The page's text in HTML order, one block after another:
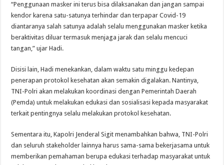
“Penggunaan masker ini terus bisa dilaksanakan dan jangan sampai
kendor karena satu-satunya terhindar dan terpapar Covid-19
diantaranya salah satunya adalah selalu menggunakan masker ketika
beraktivitas diluar termasuk menjaga jarak dan selalu mencuci
tangan,” ujar Hadi.
Disisi lain, Hadi menekankan, dalam waktu satu minggu kedepan
penerapan protokol kesehatan akan semakin digalakan. Nantinya,
TNI-Polri akan melakukan koordinasi dengan Pemerintah Daerah
(Pemda) untuk melakukan edukasi dan sosialisasi kepada masyarakat
terkait pentingnya selalu melakukan protokol kesehatan.
Sementara itu, Kapolri Jenderal Sigit menambahkan bahwa, TNI-Polri
dan seluruh stakeholder lainnya harus sama-sama bekerjasama untuk
memberikan pemahaman berupa edukasi terhadap masyarakat untuk